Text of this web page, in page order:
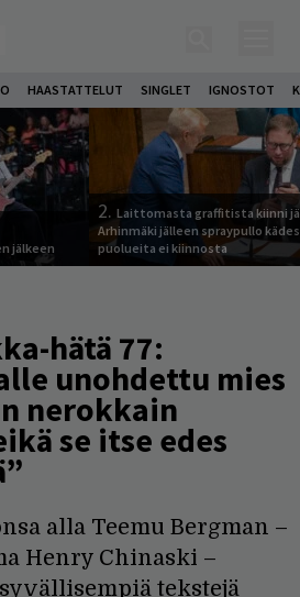
HAASTATTELUT SINGLET IGNOSTOT
jälkeen
2. Laittomasta graffitista kiinni
Arhinmäki jälleen spraypullo
puolueita ei kiinnosta
hätä 77:
unohdettu mies
nerokkain
se itse edes
alla Teemu Bergman –
Henry Chinaski –
tekstejä